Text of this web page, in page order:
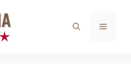
Menú